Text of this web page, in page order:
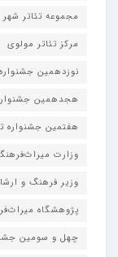
مجموعه تئاتر شهر
مرکز تئاتر مولوی
نوزدهمین
هجدهمین
هفتمین جشنواره
وزارت
وزیر فرهنگ و
پژوهشگاه
چهل و سومین